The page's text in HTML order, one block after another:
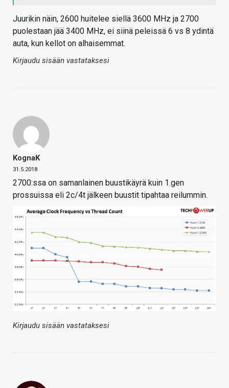
Juurikin näin, 2600 huitelee siellä 3600 MHz ja 2700
puolestaan jää 3400 MHz, ei siinä peleissä 6 vs 8 ydintä
auta, kun kellot on alhaisemmat.
Kirjaudu sisään vastataksesi
KognaK
31.5.2018
2700:ssa on samanlainen buustikäyrä kuin 1.gen
prossuissa eli 2c/4t jälkeen buustit tipahtaa reilummin.
Kirjaudu sisään vastataksesi